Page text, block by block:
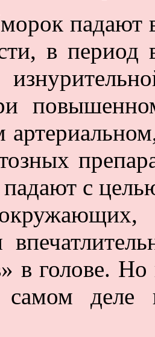
падают
в период
с
в голове.
деле